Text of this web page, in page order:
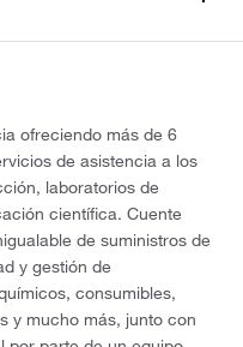
ofreciendo más de 6
de asistencia a los
laboratorios de
científica. Cuente
de suministros de
y gestión de
consumibles,
y mucho más, junto con